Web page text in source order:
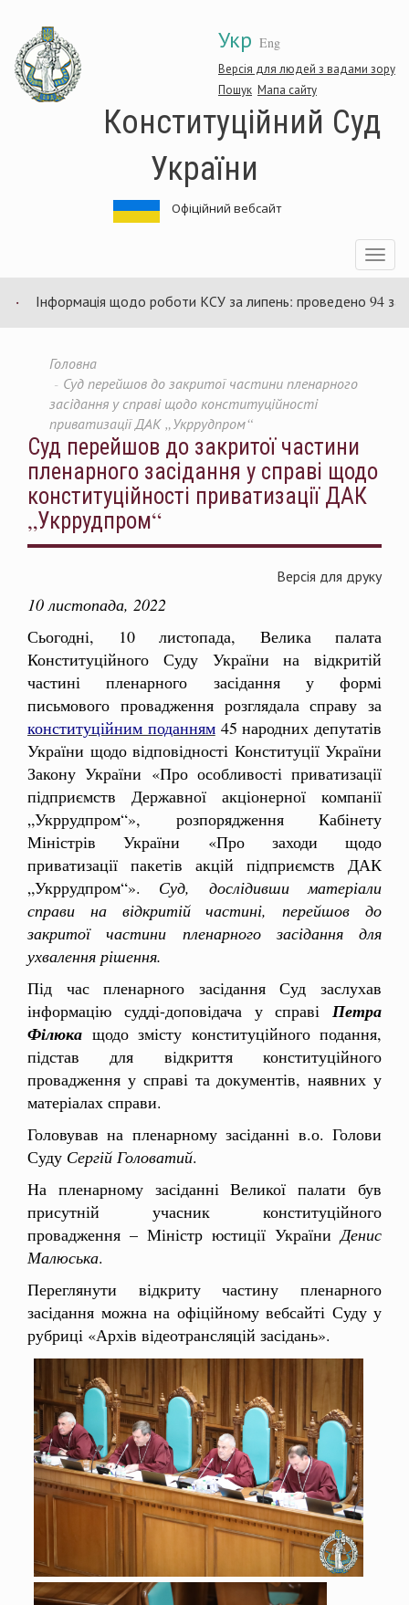
основного
матеріалу
Укр Eng
Версія для людей з вадами зору
Пошук Мапа сайту
Конституційний Суд
України
Офіційний вебсайт
Toggle
Інформація щодо роботи КСУ за липень: проведено 94
Головна
Суд перейшов до закритої частини пленарного
засідання у справі щодо конституційності
приватизації ДАК „Укррудпром“
Суд перейшов до закритої частини
пленарного засідання у справі щодо
конституційності приватизації ДАК
„Укррудпром“
Версія для друку
10 листопада, 2022
Сьогодні, 10 листопада, Велика палата
Конституційного Суду України на відкритій
частині пленарного засідання у формі
письмового провадження розглядала справу за
конституційним поданням45 народних депутатів
України щодо відповідності Конституції України
Закону України «Про особливості приватизації
підприємств Державної акціонерної компанії
„Укррудпром“», розпорядження Кабінету
Міністрів України «Про заходи щодо
приватизації пакетів акцій підприємств ДАК
„Укррудпром“». Суд, дослідивши матеріали
справи на відкритій частині, перейшов до
закритої частини пленарного засідання для
ухвалення рішення.
Під час пленарного засідання Суд заслухав
інформацію судді-доповідача у справі Петра
Філюка щодо змісту конституційного подання,
підстав для відкриття конституційного
провадження у справі та документів, наявних у
матеріалах справи.
Головував на пленарному засіданні в.о. Голови
Суду Сергій Головатий.
На пленарному засіданні Великої палати був
присутній учасник конституційного
провадження – Міністр юстиції України Денис
Малюська.
Переглянути відкриту частину пленарного
засідання можна на офіційному вебсайті Суду у
рубриці «Архів відеотрансляцій засідань».